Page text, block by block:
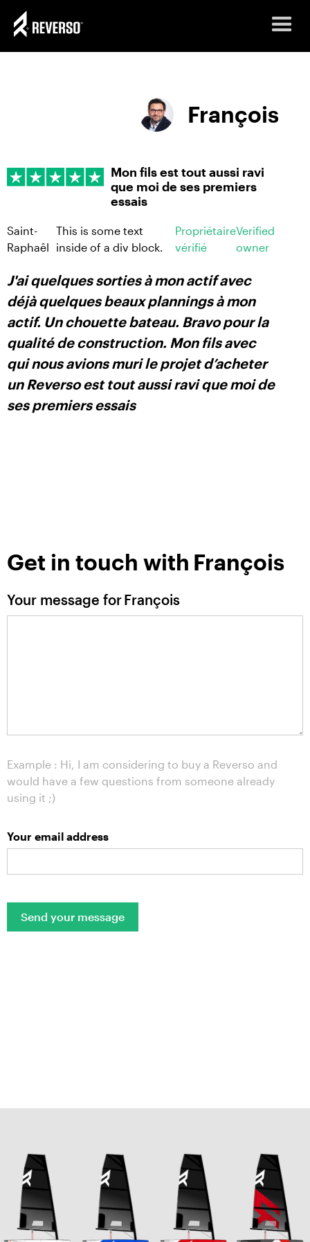
François
Mon fils est tout aussi ravi
que moi de ses premiers
essais
Saint-
Raphaêl
This is some text
inside of a div block.
Propriétaire
vérifié
Verified
owner
J'ai quelques sorties à mon actif avec
déjà quelques beaux plannings à mon
actif. Un chouette bateau. Bravo pour la
qualité de construction. Mon fils avec
qui nous avions muri le projet d’acheter
un Reverso est tout aussi ravi que moi de
ses premiers essais
Get in touch with François
Your message forFrançois
Example : Hi, I am considering to buy a Reverso and
would have a few questions from someone already
using it ;)
Your email address